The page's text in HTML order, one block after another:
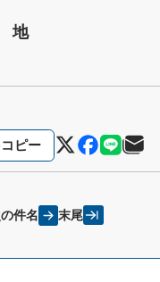
地
ピー
件名 末尾